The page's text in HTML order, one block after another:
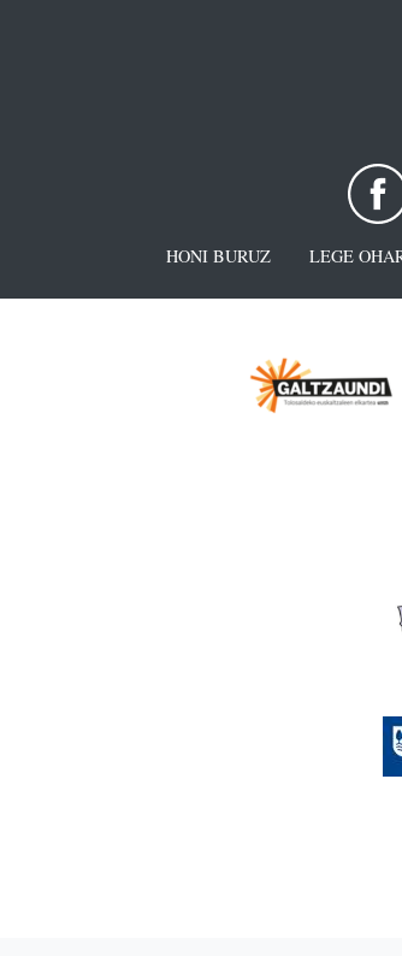
HONI BURUZ LEGE